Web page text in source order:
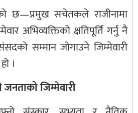
सचेतकले राजीनामा
अभिव्यक्तिको क्षतिपूर्ति गर्नु नै
सम्मान जोगाउने जिम्मेवारी
।
जिम्मेवारी